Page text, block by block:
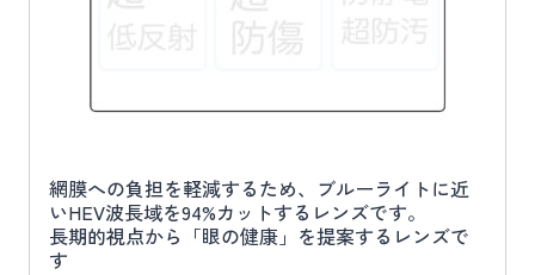
網膜への負担を軽減するため、ブルーライトに近
いHEV波長域を94%カットするレンズです。
長期的視点から「眼の健康」を提案するレンズで
す